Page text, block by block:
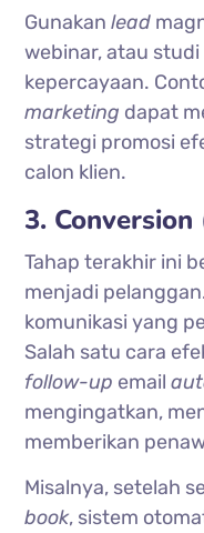
Gunakanlead
webinar, atau
kepercayaan.
marketing dapat
strategi promosi
calon klien.
3.
Tahap terakhir ini
menjadi
komunikasi yang
Salah satu cara
follow-up email
mengingatkan,
memberikan
Misalnya, setelah
book, sistem